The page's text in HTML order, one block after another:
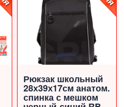
Рюкзак школьный
28х39х17см анатом.
спинка с мешком